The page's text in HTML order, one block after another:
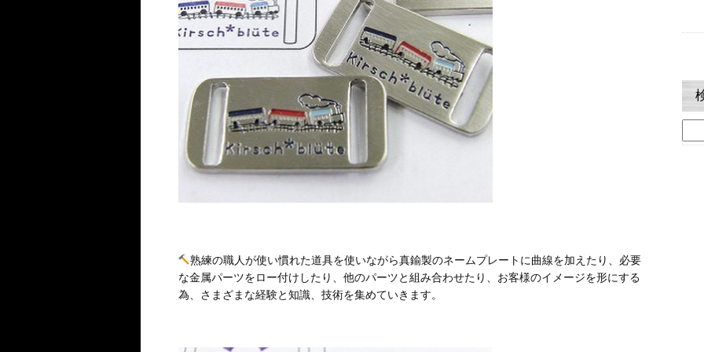
熟練の職人が使い慣れた道具を使いながら真鍮製のネームプレートに曲線を加えたり、必要
な金属パーツをロー付けしたり、他のパーツと組み合わせたり、お客様のイメージを形にする
為、さまざまな経験と知識、技術を集めていきます。
索: